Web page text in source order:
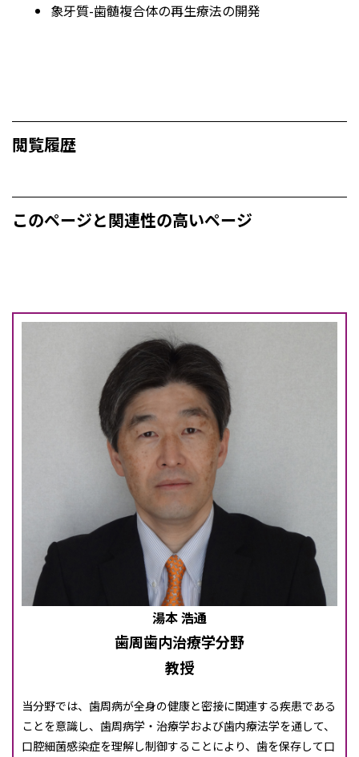
象牙質-歯髄複合体の再生療法の開発
閲覧履歴
このページと関連性の高いページ
湯本 浩通
歯周歯内治療学分野
教授
当分野では、歯周病が全身の健康と密接に関連する疾患である
ことを意識し、歯周病学・治療学および歯内療法学を通して、
口腔細菌感染症を理解し制御することにより、歯を保存して口